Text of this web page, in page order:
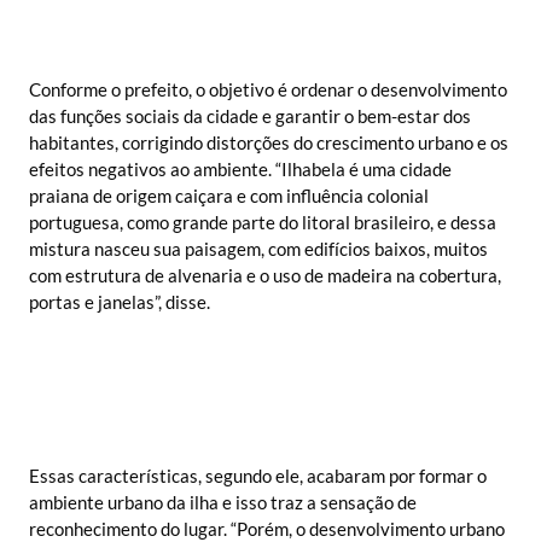
Conforme o prefeito, o objetivo é ordenar o desenvolvimento
das funções sociais da cidade e garantir o bem-estar dos
habitantes, corrigindo distorções do crescimento urbano e os
efeitos negativos ao ambiente. “Ilhabela é uma cidade
praiana de origem caiçara e com influência colonial
portuguesa, como grande parte do litoral brasileiro, e dessa
mistura nasceu sua paisagem, com edifícios baixos, muitos
com estrutura de alvenaria e o uso de madeira na cobertura,
portas e janelas”, disse.
Essas características, segundo ele, acabaram por formar o
ambiente urbano da ilha e isso traz a sensação de
reconhecimento do lugar. “Porém, o desenvolvimento urbano